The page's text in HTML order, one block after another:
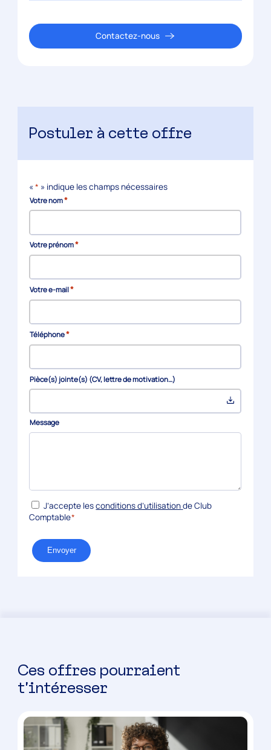
Contactez-nous
Postuler à cette offre
«* » indique les champs nécessaires
Votre nom*
Votre prénom*
Votre e-mail*
Téléphone*
Pièce(s) jointe(s) (CV, lettre de motivation…)
Message
RGPD*
J’accepte lesconditions d’utilisationde Club
Comptable*
Envoyer
Ces offres pourraient
t’intéresser